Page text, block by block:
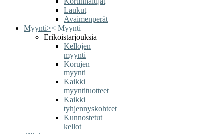
Laukut
Avaimenperät
Myynti>< Myynti
Erikoistarjouksia
Kellojen
myynti
Korujen
myynti
Kaikki
myyntituotteet
Kaikki
tyhjennyskohteet
Kunnostetut
kellot